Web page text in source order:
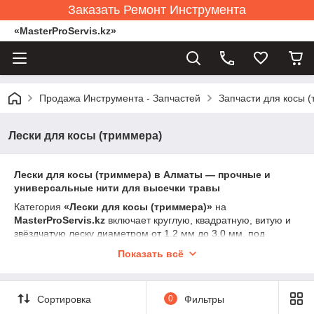
Заказать Ремонт Инструмента
«MasterProServis.kz»
Продажа Инструмента - Запчастей Запчасти для косы
Лески для косы (триммера)
Лески для косы (триммера) в Алматы — прочные и
универсальные нити для высечки травы
Категория «Лески для косы (триммера)» на
MasterProServis.kz включает круглую, квадратную, витую и
звёздчатую леску диаметром от 1.2 мм до 3.0 мм, под
тяжёлой травы, кустарников и молодой поросли.
Леска — это режущий элемент. Она должна быть прочной,
равномерной по толщине и хорошо держать форму. От
правильно подобранной лески зависит скорость кошения,
Показать всё
Сортировка 0 Фильтры